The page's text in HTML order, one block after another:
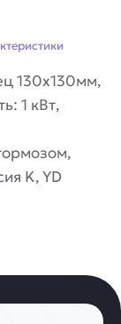
130х130мм,
1 кВт,
K, YD